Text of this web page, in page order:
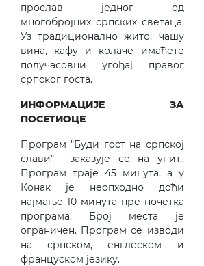
прослав једног од
многобројних српских светаца.
Уз традиционално жито, чашу
вина, кафу и колаче имaћете
получасовни угођај правог
српског госта.
ИНФОРМАЦИЈЕ ЗА
ПОСЕТИОЦЕ
Програм "Буди гост на српској
слави" заказује се на упит..
Програм траје 45 минута, а у
Конак је неопходно доћи
најмање 10 минута пре почетка
програма. Број места је
ограничен. Програм се изводи
на српском, енглеском и
француском језику.